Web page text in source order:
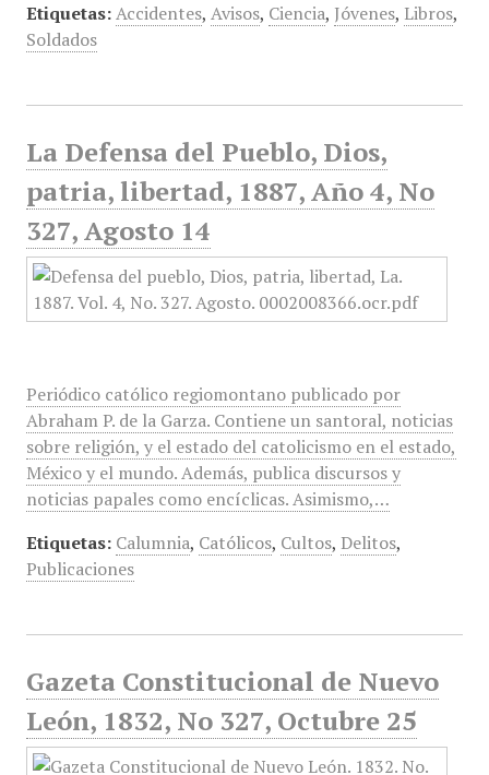
Etiquetas: Accidentes, Avisos, Ciencia, Jóvenes, Libros,
Soldados
La Defensa del Pueblo, Dios,
patria, libertad, 1887, Año 4, No
327, Agosto 14
Periódico católico regiomontano publicado por
Abraham P. de la Garza. Contiene un santoral, noticias
sobre religión, y el estado del catolicismo en el estado,
México y el mundo. Además, publica discursos y
noticias papales como encíclicas. Asimismo,…
Etiquetas: Calumnia, Católicos, Cultos, Delitos,
Publicaciones
Gazeta Constitucional de Nuevo
León, 1832, No 327, Octubre 25